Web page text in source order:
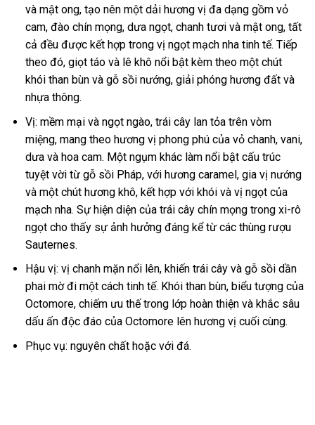
và mật ong, tạo nên một dải hương vị đa dạng gồm vỏ
cam, đào chín mọng, dưa ngọt, chanh tươi và mật ong, tất
cả đều được kết hợp trong vị ngọt mạch nha tinh tế. Tiếp
theo đó, giọt táo và lê khô nổi bật kèm theo một chút
khói than bùn và gỗ sồi nướng, giải phóng hương đất và
nhựa thông.
Vị: mềm mại và ngọt ngào, trái cây lan tỏa trên vòm
miệng, mang theo hương vị phong phú của vỏ chanh, vani,
dưa và hoa cam. Một ngụm khác làm nổi bật cấu trúc
tuyệt vời từ gỗ sồi Pháp, với hương caramel, gia vị nướng
và một chút hương khô, kết hợp với khói và vị ngọt của
mạch nha. Sự hiện diện của trái cây chín mọng trong xi-rô
ngọt cho thấy sự ảnh hưởng đáng kể từ các thùng rượu
Sauternes.
Hậu vị: vị chanh mặn nổi lên, khiến trái cây và gỗ sồi dần
phai mờ đi một cách tinh tế. Khói than bùn, biểu tượng của
Octomore, chiếm ưu thế trong lớp hoàn thiện và khắc sâu
dấu ấn độc đáo của Octomore lên hương vị cuối cùng.
Phục vụ: nguyên chất hoặc với đá.